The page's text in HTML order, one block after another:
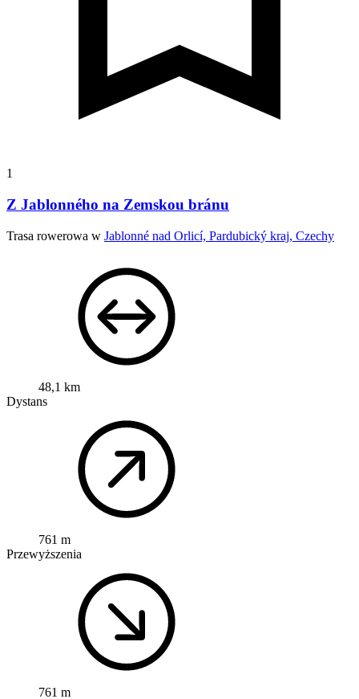
1
Z Jablonného na Zemskou bránu
Trasa rowerowa w Jablonné nad Orlicí, Pardubický kraj, Czechy
48,1 km
Dystans
761 m
Przewyższenia
761 m